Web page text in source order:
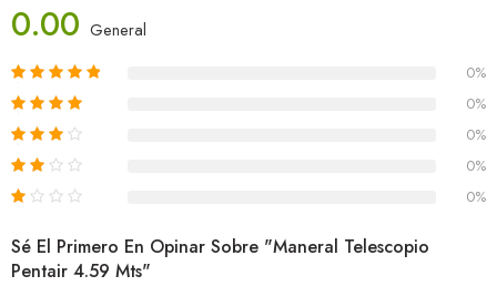
0.00 General
0%
0%
0%
0%
0%
Sé El Primero En Opinar Sobre "Maneral Telescopio
Pentair 4.59 Mts"